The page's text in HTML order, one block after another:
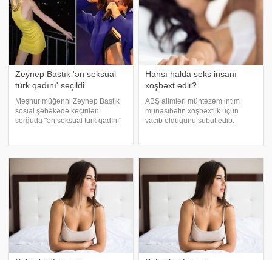
Zeynep Bastık 'ən seksual
türk qadını' seçildi
Məşhur müğənni Zeynep Baştık
sosial şəbəkədə keçirilən
sorğuda "ən seksual türk qadını"
ikiyə bölüb. Sənətçini
Hansı halda seks insanı
xoşbəxt edir?
ABŞ alimləri müntəzəm intim
münasibətin xoşbəxtlik üçün
vacib olduğunu sübut edib.
olub ki, həyatlarında mütəmad